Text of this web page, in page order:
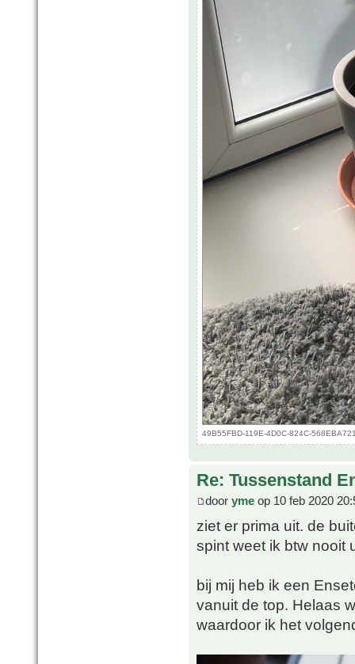
49B55FBD-119E-4D0C-824C-
Re: Tussenstand
door yme op 10 feb 2020
ziet er prima uit. de
spint weet ik btw nooit
bij mij heb ik een
vanuit de top. Helaas
waardoor ik het